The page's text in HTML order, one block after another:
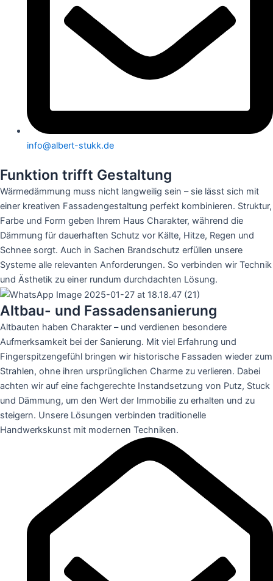
info@albert-stukk.de
Funktion trifft Gestaltung
Wärmedämmung muss nicht langweilig sein – sie lässt sich mit
einer kreativen Fassadengestaltung perfekt kombinieren. Struktur,
Farbe und Form geben Ihrem Haus Charakter, während die
Dämmung für dauerhaften Schutz vor Kälte, Hitze, Regen und
Schnee sorgt. Auch in Sachen Brandschutz erfüllen unsere
Systeme alle relevanten Anforderungen. So verbinden wir Technik
und Ästhetik zu einer rundum durchdachten Lösung.
Altbau- und Fassadensanierung
Altbauten haben Charakter – und verdienen besondere
Aufmerksamkeit bei der Sanierung. Mit viel Erfahrung und
Fingerspitzengefühl bringen wir historische Fassaden wieder zum
Strahlen, ohne ihren ursprünglichen Charme zu verlieren. Dabei
achten wir auf eine fachgerechte Instandsetzung von Putz, Stuck
und Dämmung, um den Wert der Immobilie zu erhalten und zu
steigern. Unsere Lösungen verbinden traditionelle
Handwerkskunst mit modernen Techniken.